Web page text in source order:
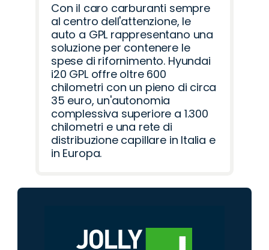
Con il caro carburanti sempre
al centro dell'attenzione, le
auto a GPL rappresentano una
soluzione per contenere le
spese di rifornimento. Hyundai
i20 GPL offre oltre 600
chilometri con un pieno di circa
35 euro, un'autonomia
complessiva superiore a 1.300
chilometri e una rete di
distribuzione capillare in Italia e
in Europa.